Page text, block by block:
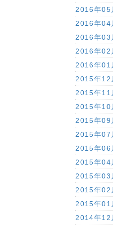
2016年05
2016年04
2016年03
2016年02
2016年01
2015年12
2015年11
2015年10
2015年09
2015年07
2015年06
2015年04
2015年03
2015年02
2015年01
2014年12